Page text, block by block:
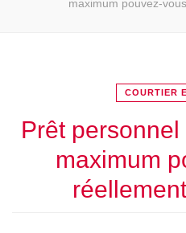
maximum pouvez-
COURTIER
Prêt
maximum